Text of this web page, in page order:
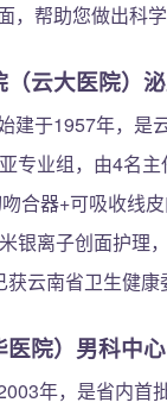
，帮助您做出科
云大医院）
建于1957年，
专业组，由4名
合器+可吸收
银离子创面护理
获云南省卫生健
院）男科中心
年，是省内